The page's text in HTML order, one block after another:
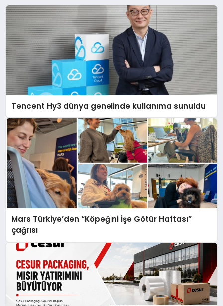
Tencent Hy3 dünya genelinde kullanıma sunuldu
Mars Türkiye’den “Köpeğini İşe Götür Haftası”
çağrısı